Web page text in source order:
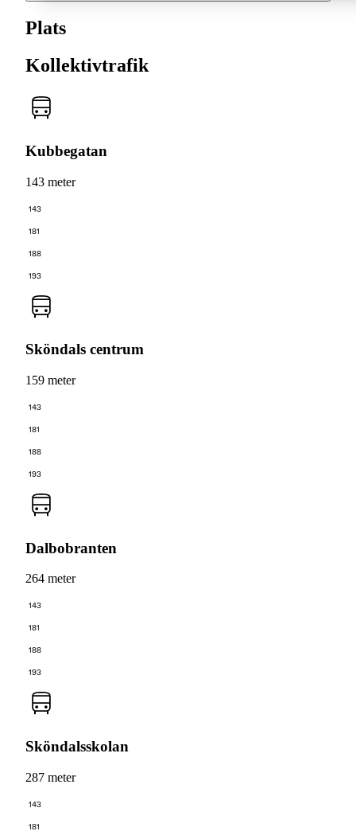
Plats
Kollektivtrafik
Kubbegatan
143 meter
143
181
188
193
Sköndals centrum
159 meter
143
181
188
193
Dalbobranten
264 meter
143
181
188
193
Sköndalsskolan
287 meter
143
181